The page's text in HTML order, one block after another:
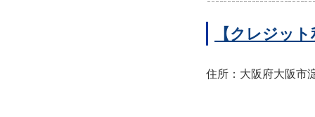
【クレジッ
住所：大阪府大阪市